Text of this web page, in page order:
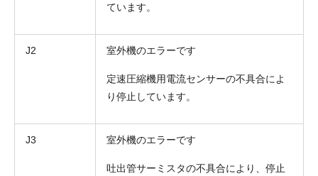
ています。
J2 室外機のエラーです
定速圧縮機用電流センサーの不具合によ
り停止しています。
J3 室外機のエラーです
吐出管サーミスタの不具合により、停止